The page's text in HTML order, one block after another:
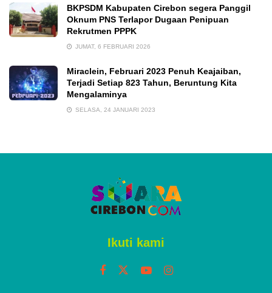
BKPSDM Kabupaten Cirebon segera Panggil
Oknum PNS Terlapor Dugaan Penipuan
Rekrutmen PPPK
JUMAT, 6 FEBRUARI 2026
Miraclein, Februari 2023 Penuh Keajaiban,
Terjadi Setiap 823 Tahun, Beruntung Kita
Mengalaminya
SELASA, 24 JANUARI 2023
Ikuti kami